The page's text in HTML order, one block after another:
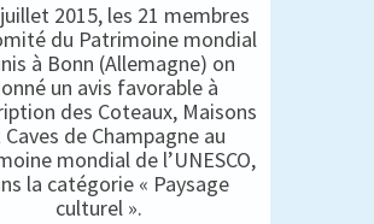
2015, les 21 membres
du Patrimoine mondial
à Bonn (Allemagne) on
un avis favorable à
des Coteaux, Maisons
de Champagne au
mondial de l’UNESCO,
la catégorie « Paysage
culturel ».